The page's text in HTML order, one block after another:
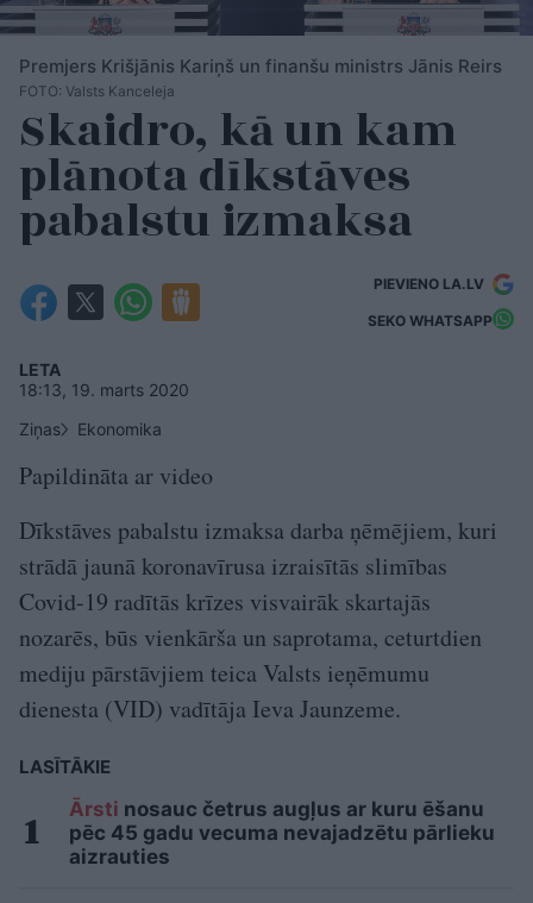
Premjers Krišjānis Kariņš un finanšu ministrs Jānis Reirs
FOTO: Valsts Kanceleja
Skaidro, kā un kam
plānota dīkstāves
pabalstu izmaksa
PIEVIENO LA.LV
SEKO WHATSAPP
LETA
18:13, 19. marts 2020
Ziņas
Ekonomika
Papildināta ar video
Dīkstāves pabalstu izmaksa darba ņēmējiem, kuri
strādā jaunā koronavīrusa izraisītās slimības
Covid-19 radītās krīzes visvairāk skartajās
nozarēs, būs vienkārša un saprotama, ceturtdien
mediju pārstāvjiem teica Valsts ieņēmumu
dienesta (VID) vadītāja Ieva Jaunzeme.
LASĪTĀKIE
Ārsti nosauc četrus augļus ar kuru ēšanu
pēc 45 gadu vecuma nevajadzētu pārlieku
aizrauties